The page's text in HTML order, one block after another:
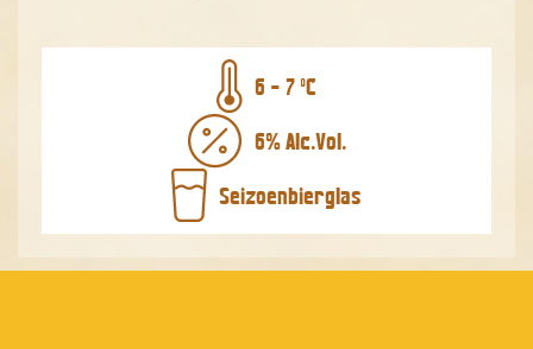
6 - 7 ºC
6% Alc.Vol.
Seizoenbierglas